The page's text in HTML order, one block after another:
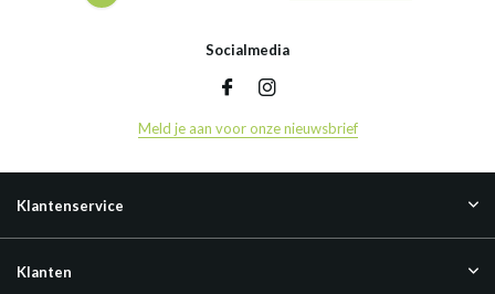
Socialmedia
Meld je aan voor onze nieuwsbrief
Klantenservice
Klanten